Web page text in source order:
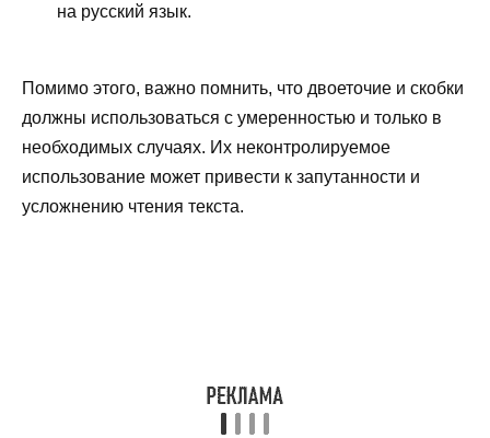
на русский язык.
Помимо этого, важно помнить, что двоеточие и скобки
должны использоваться с умеренностью и только в
необходимых случаях. Их неконтролируемое
использование может привести к запутанности и
усложнению чтения текста.